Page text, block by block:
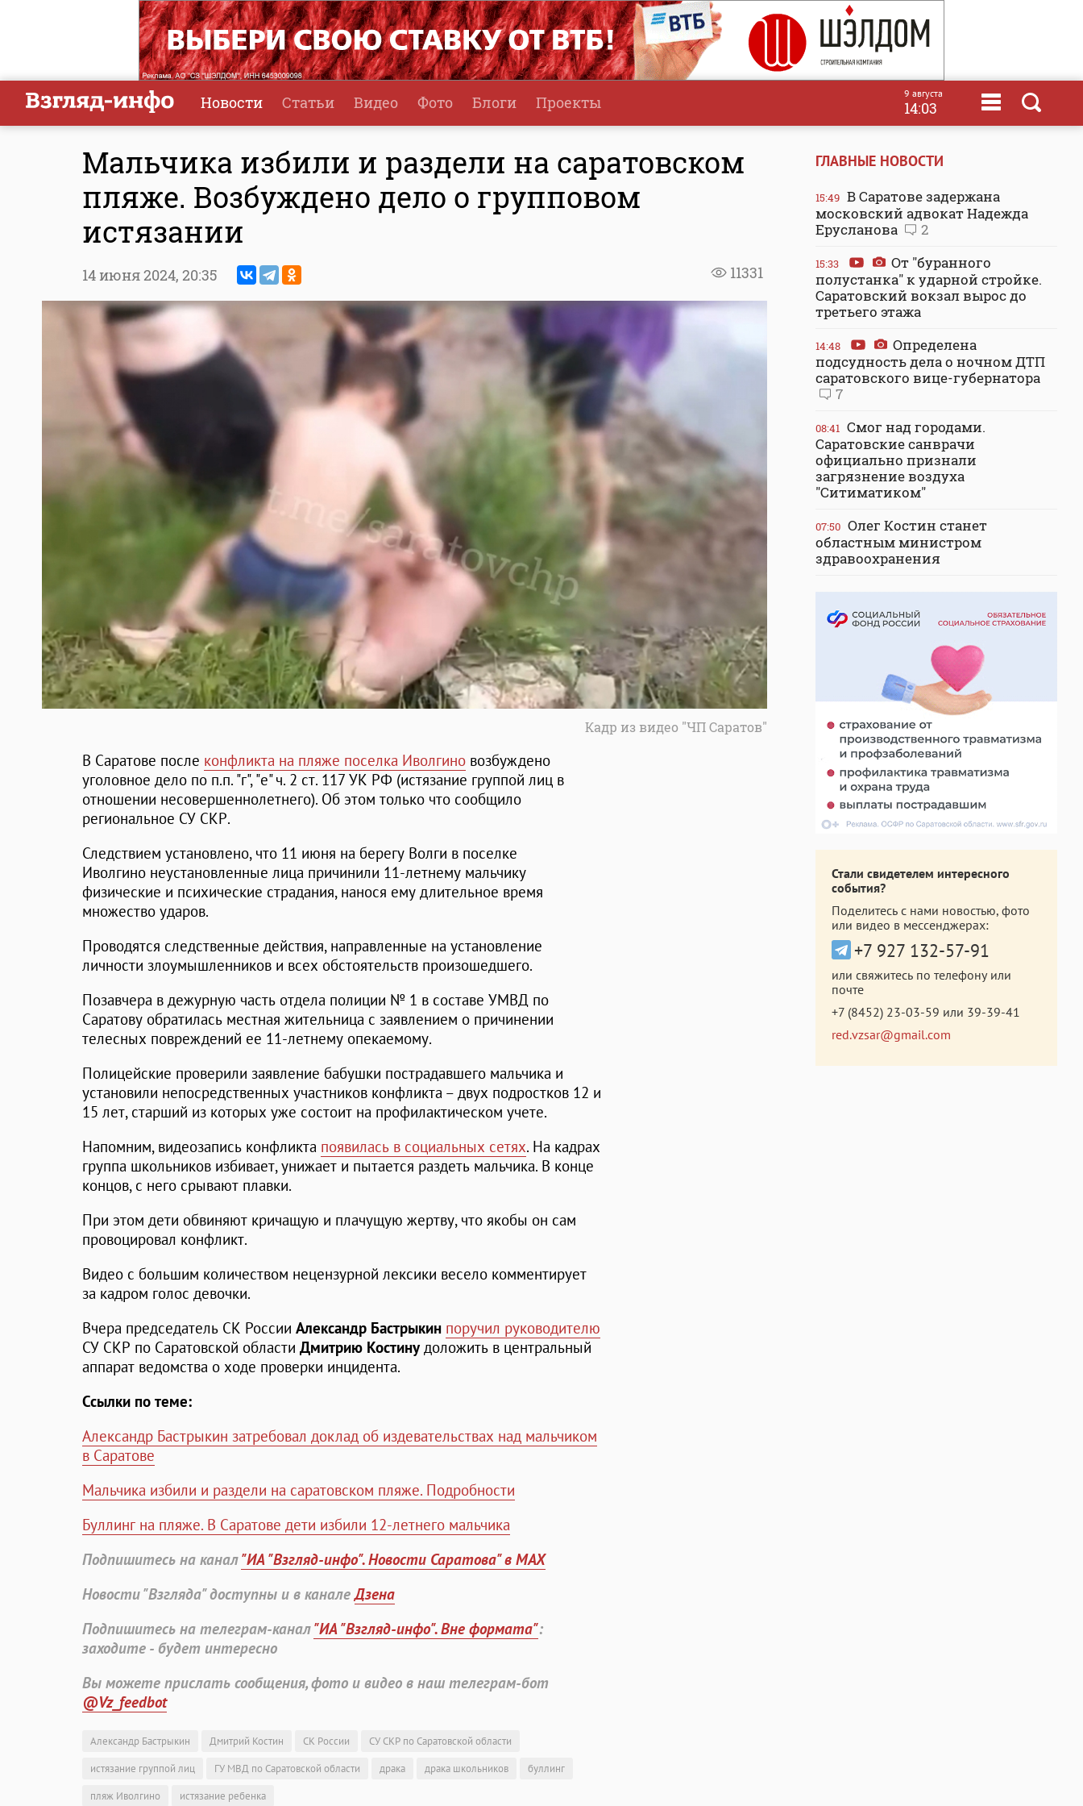
Новости Статьи Видео Фото Блоги Проекты 9 августа
14:03
Мальчика избили и раздели на саратовском
пляже. Возбуждено дело о групповом
истязании
11331
14 июня 2024, 20:35
Кадр из видео "ЧП Саратов"
В Саратове после конфликта на пляже поселка Иволгино возбуждено
уголовное дело по п.п. "г", "е" ч. 2 ст. 117 УК РФ (истязание группой лиц в
отношении несовершеннолетнего). Об этом только что сообщило
региональное СУ СКР.
Следствием установлено, что 11 июня на берегу Волги в поселке
Иволгино неустановленные лица причинили 11-летнему мальчику
физические и психические страдания, нанося ему длительное время
множество ударов.
Проводятся следственные действия, направленные на установление
личности злоумышленников и всех обстоятельств произошедшего.
Позавчера в дежурную часть отдела полиции № 1 в составе УМВД по
Саратову обратилась местная жительница с заявлением о причинении
телесных повреждений ее 11-летнему опекаемому.
Полицейские проверили заявление бабушки пострадавшего мальчика и
установили непосредственных участников конфликта – двух подростков 12 и
15 лет, старший из которых уже состоит на профилактическом учете.
Напомним, видеозапись конфликта появилась в социальных сетях. На кадрах
группа школьников избивает, унижает и пытается раздеть мальчика. В конце
концов, с него срывают плавки.
При этом дети обвиняют кричащую и плачущую жертву, что якобы он сам
провоцировал конфликт.
Видео с большим количеством нецензурной лексики весело комментирует
за кадром голос девочки.
Вчера председатель СК России Александр Бастрыкин поручил руководителю
СУ СКР по Саратовской области Дмитрию Костину доложить в центральный
аппарат ведомства о ходе проверки инцидента.
Ссылки по теме:
Александр Бастрыкин затребовал доклад об издевательствах над мальчиком
в Саратове
Мальчика избили и раздели на саратовском пляже. Подробности
Буллинг на пляже. В Саратове дети избили 12-летнего мальчика
Подпишитесь на канал"ИА "Взгляд-инфо". Новости Саратова" в MAX
Новости "Взгляда" доступны и в каналеДзена
Подпишитесь на телеграм-канал"ИА "Взгляд-инфо". Вне формата":
заходите - будет интересно
Вы можете прислать сообщения, фото и видео в наш телеграм-бот
@Vz_feedbot
Александр Бастрыкин Дмитрий Костин СК России
СУ СКР по Саратовской области
истязание группой лиц
ГУ МВД по Саратовской области драка драка школьников
буллинг
пляж Иволгино
истязание ребенка
ГЛАВНЫЕ НОВОСТИ
15:49 В Саратове задержана
московский адвокат Надежда
Ерусланова
2
15:33
От "буранного
полустанка" к ударной стройке.
Саратовский вокзал вырос до
третьего этажа
14:48
Определена
подсудность дела о ночном ДТП
саратовского вице-губернатора
7
08:41 Смог над городами.
Саратовские санврачи
официально признали
загрязнение воздуха
"Ситиматиком"
07:50 Олег Костин станет
областным министром
здравоохранения
Стали свидетелем интересного
события?
Поделитесь с нами новостью, фото
или видео в мессенджерах:
+7 927 132-57-91
или свяжитесь по телефону или
почте
+7 (8452) 23-03-59 или 39-39-41
red.vzsar@gmail.com